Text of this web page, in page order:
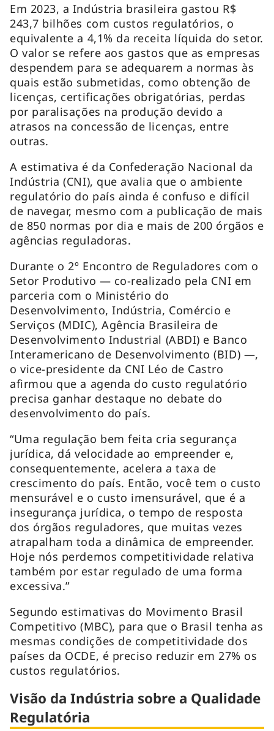
Em 2023, a Indústria brasileira gastou R$
243,7 bilhões com custos regulatórios, o
equivalente a 4,1% da receita líquida do setor.
O valor se refere aos gastos que as empresas
despendem para se adequarem a normas às
quais estão submetidas, como obtenção de
licenças, certificações obrigatórias, perdas
por paralisações na produção devido a
atrasos na concessão de licenças, entre
outras.
A estimativa é da Confederação Nacional da
Indústria (CNI), que avalia que o ambiente
regulatório do país ainda é confuso e difícil
de navegar, mesmo com a publicação de mais
de 850 normas por dia e mais de 200 órgãos e
agências reguladoras.
Durante o 2º Encontro de Reguladores com o
Setor Produtivo — co-realizado pela CNI em
parceria com o Ministério do
Desenvolvimento, Indústria, Comércio e
Serviços (MDIC), Agência Brasileira de
Desenvolvimento Industrial (ABDI) e Banco
Interamericano de Desenvolvimento (BID) —,
o vice-presidente da CNI Léo de Castro
afirmou que a agenda do custo regulatório
precisa ganhar destaque no debate do
desenvolvimento do país.
“Uma regulação bem feita cria segurança
jurídica, dá velocidade ao empreender e,
consequentemente, acelera a taxa de
crescimento do país. Então, você tem o custo
mensurável e o custo imensurável, que é a
insegurança jurídica, o tempo de resposta
dos órgãos reguladores, que muitas vezes
atrapalham toda a dinâmica de empreender.
Hoje nós perdemos competitividade relativa
também por estar regulado de uma forma
excessiva.”
Segundo estimativas do Movimento Brasil
Competitivo (MBC), para que o Brasil tenha as
mesmas condições de competitividade dos
países da OCDE, é preciso reduzir em 27% os
custos regulatórios.
Visão da Indústria sobre a Qualidade
Regulatória